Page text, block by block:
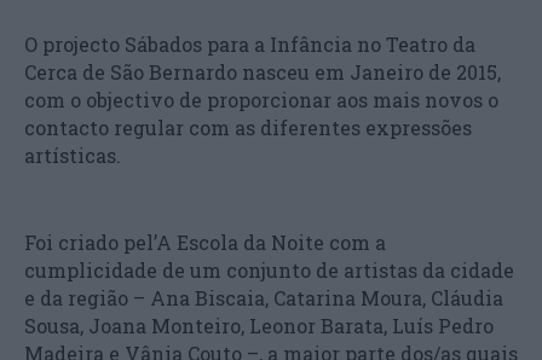
O projecto Sábados para a Infância no Teatro da
Cerca de São Bernardo nasceu em Janeiro de 2015,
com o objectivo de proporcionar aos mais novos o
contacto regular com as diferentes expressões
artísticas.
Foi criado pel’A Escola da Noite com a
cumplicidade de um conjunto de artistas da cidade
e da região – Ana Biscaia, Catarina Moura, Cláudia
Sousa, Joana Monteiro, Leonor Barata, Luís Pedro
Madeira e Vânia Couto –, a maior parte dos/as quais